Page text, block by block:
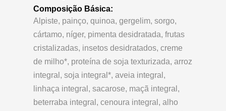
Composição Básica:
Alpiste, painço, quinoa, gergelim, sorgo,
cártamo, níger, pimenta desidratada, frutas
cristalizadas, insetos desidratados, creme
de milho*, proteína de soja texturizada, arroz
integral, soja integral*, aveia integral,
linhaça integral, sacarose, maçã integral,
beterraba integral, cenoura integral, alho